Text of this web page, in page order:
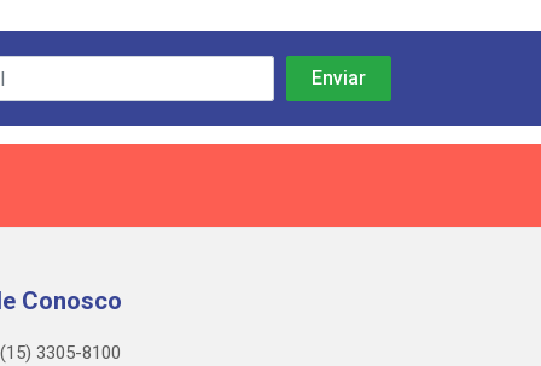
Conosco
(15) 3305-8100